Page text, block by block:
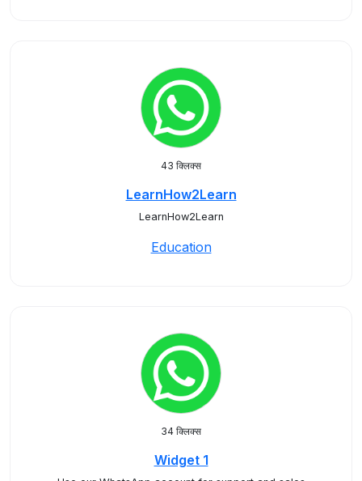
43 क्लिक्स
LearnHow2Learn
LearnHow2Learn
Education
34 क्लिक्स
Widget 1